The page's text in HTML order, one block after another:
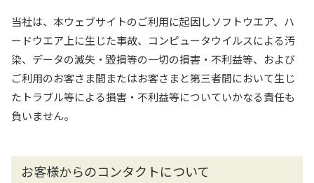
当社は、本ウェブサイトのご利用に起因しソフトウエア、ハ
ードウエア上に生じた事故、コンピュータウイルスによる汚
染、データの滅失・毀損等の一切の損害・不利益等、および
ご利用のお客さま間またはお客さまと第三者間において生じ
たトラブル等による損害・不利益等についていかなる責任も
負いません。
お客様からのコンタクトについて